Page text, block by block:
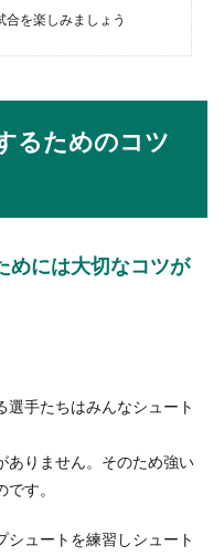
めのポイント
えば画家やイラストレーターな
行われる種目にはどんな
行ったのなら、体育の授業は必
を楽しみましょう
るためのコツ
めには大切なコツが
手たちはみんなシュート
ありません。そのため強い
す。
ュートを練習しシュート